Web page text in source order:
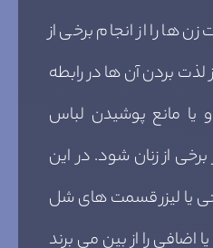
ها را از انجام برخی از
لذت بردن آن ها در رابطه
مانع پوشیدن لباس
از زنان شود. در این
یا لیزر قسمت های شل
را از بین می برند